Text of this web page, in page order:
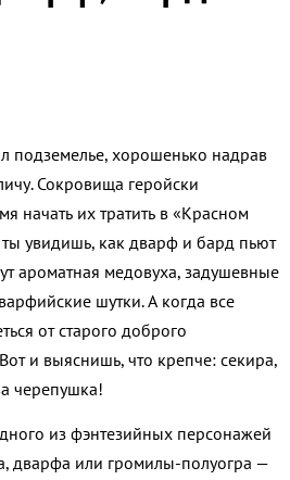
подземелье, хорошенько надрав
Сокровища геройски
начать их тратить в «Красном
увидишь, как дварф и бард пьют
ароматная медовуха, задушевные
шутки. А когда все
от старого доброго
и выяснишь, что крепче: секира,
черепушка!
из фэнтезийных персонажей
дварфа или громилы-полуогра —